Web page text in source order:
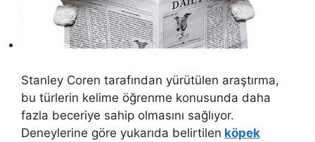
Stanley Coren tarafından yürütülen araştırma,
bu türlerin kelime öğrenme konusunda daha
fazla beceriye sahip olmasını sağlıyor.
Deneylerine göre yukarıda belirtilen köpek